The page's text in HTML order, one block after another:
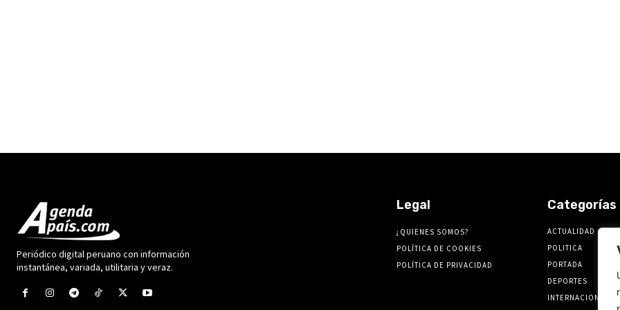
Periódico digital peruano con información
instantánea, variada, utilitaria y veraz.
Legal
¿QUIENES SOMOS?
POLÍTICA DE COOKIES
POLÍTICA DE PRIVACIDAD
Categorías
ACTUALIDAD
POLITICA
PORTADA
DEPORTES
INTERNACIONALES